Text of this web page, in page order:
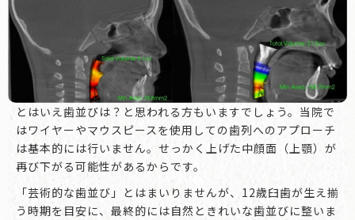
とはいえ歯並びは？と思われる方もいますでしょう。当院で
はワイヤーやマウスピースを使用しての歯列へのアプローチ
は基本的には行いません。せっかく上げた中顔面（上顎）が
再び下がる可能性があるからです。
「芸術的な歯並び」とはまいりませんが、12歳臼歯が生え揃
う時期を目安に、最終的には自然ときれいな歯並びに整いま